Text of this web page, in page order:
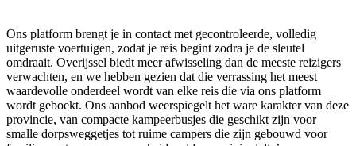
Ons platform brengt je in contact met gecontroleerde, volledig
uitgeruste voertuigen, zodat je reis begint zodra je de sleutel
omdraait. Overijssel biedt meer afwisseling dan de meeste reizigers
verwachten, en we hebben gezien dat die verrassing het meest
waardevolle onderdeel wordt van elke reis die via ons platform
wordt geboekt. Ons aanbod weerspiegelt het ware karakter van deze
provincie, van compacte kampeerbusjes die geschikt zijn voor
smalle dorpsweggetjes tot ruime campers die zijn gebouwd voor